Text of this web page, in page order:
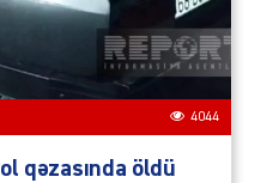
4044
qəzasında öldü